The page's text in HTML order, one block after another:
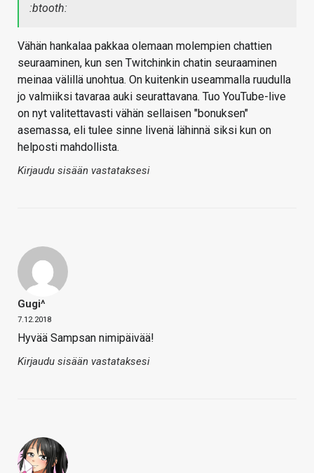
:btooth:
Vähän hankalaa pakkaa olemaan molempien chattien
seuraaminen, kun sen Twitchinkin chatin seuraaminen
meinaa välillä unohtua. On kuitenkin useammalla ruudulla
jo valmiiksi tavaraa auki seurattavana. Tuo YouTube-live
on nyt valitettavasti vähän sellaisen "bonuksen"
asemassa, eli tulee sinne livenä lähinnä siksi kun on
helposti mahdollista.
Kirjaudu sisään vastataksesi
Gugi^
7.12.2018
Hyvää Sampsan nimipäivää!
Kirjaudu sisään vastataksesi